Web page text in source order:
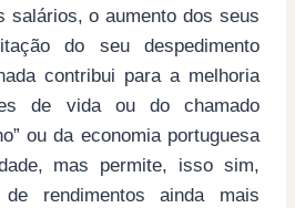
salários, o aumento dos seus
do seu despedimento
contribui para a melhoria
de vida ou do chamado
ou da economia portuguesa
mas permite, isso sim,
de rendimentos ainda mais